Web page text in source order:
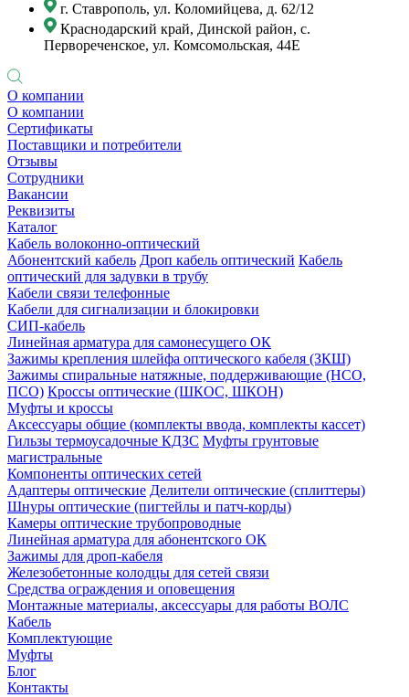
г. Ставрополь, ул. Коломийцева, д. 62/12
Краснодарский край, Динской район, с.
Первореченское, ул. Комсомольская, 44Е
О компании
О компании
Сертификаты
Поставщики и потребители
Отзывы
Сотрудники
Вакансии
Реквизиты
Каталог
Кабель волоконно-оптический
Абонентский кабель Дроп кабель оптический Кабель
оптический для задувки в трубу
Кабели связи телефонные
Кабели для сигнализации и блокировки
СИП-кабель
Линейная арматура для самонесущего ОК
Зажимы крепления шлейфа оптического кабеля (ЗКШ)
Зажимы спиральные натяжные, поддерживающие (НСО,
ПСО) Кроссы оптические (ШКОС, ШКОН)
Муфты и кроссы
Аксессуары общие (комплекты ввода, комплекты кассет)
Гильзы термоусадочные КДЗС Муфты грунтовые
магистральные
Компоненты оптических сетей
Адаптеры оптические Делители оптические (сплиттеры)
Шнуры оптические (пигтейлы и патч-корды)
Камеры оптические трубопроводные
Линейная арматура для абонентского ОК
Зажимы для дроп-кабеля
Железобетонные колодцы для сетей связи
Средства ограждения и оповещения
Монтажные материалы, аксессуары для работы ВОЛС
Кабель
Комплектующие
Муфты
Блог
Контакты